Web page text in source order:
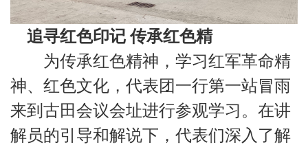
追寻红色印记 传承红色精
为传承红色精神，学习红军革命精
神、红色文化，代表团一行第一站冒雨
来到古田会议会址进行参观学习。在讲
解员的引导和解说下，代表们深入了解